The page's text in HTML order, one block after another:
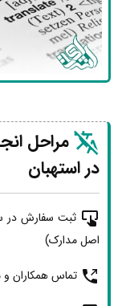
مراحل
در استهبان
ثبت سفارش در
اصل مدارک)
تماس همکاران و